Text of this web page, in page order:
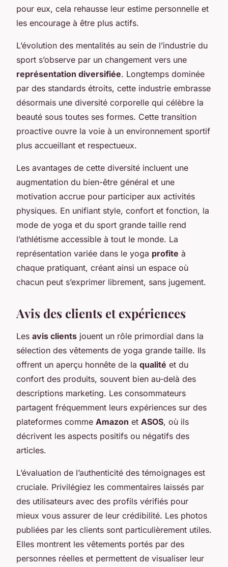
pour eux, cela rehausse leur estime personnelle et
les encourage à être plus actifs.
L’évolution des mentalités au sein de l’industrie du
sport s’observe par un changement vers une
représentation diversifiée. Longtemps dominée
par des standards étroits, cette industrie embrasse
désormais une diversité corporelle qui célèbre la
beauté sous toutes ses formes. Cette transition
proactive ouvre la voie à un environnement sportif
plus accueillant et respectueux.
Les avantages de cette diversité incluent une
augmentation du bien-être général et une
motivation accrue pour participer aux activités
physiques. En unifiant style, confort et fonction, la
mode de yoga et du sport grande taille rend
l’athlétisme accessible à tout le monde. La
représentation variée dans le yoga profite à
chaque pratiquant, créant ainsi un espace où
chacun peut s’exprimer librement, sans jugement.
Avis des clients et expériences
Les avis clients jouent un rôle primordial dans la
sélection des vêtements de yoga grande taille. Ils
offrent un aperçu honnête de la qualité et du
confort des produits, souvent bien au-delà des
descriptions marketing. Les consommateurs
partagent fréquemment leurs expériences sur des
plateformes comme Amazon et ASOS, où ils
décrivent les aspects positifs ou négatifs des
articles.
L’évaluation de l’authenticité des témoignages est
cruciale. Privilégiez les commentaires laissés par
des utilisateurs avec des profils vérifiés pour
mieux vous assurer de leur crédibilité. Les photos
publiées par les clients sont particulièrement utiles.
Elles montrent les vêtements portés par des
personnes réelles et permettent de visualiser leur